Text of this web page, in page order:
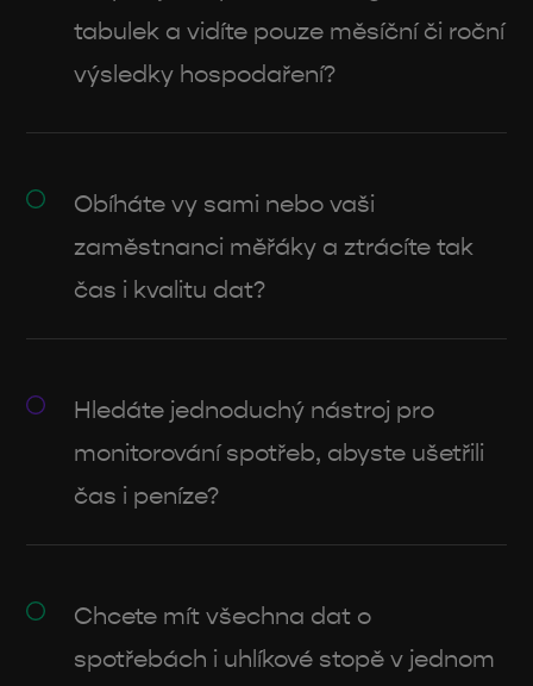
tabulek a vidíte pouze měsíční či roční
výsledky hospodaření?
Obíháte vy sami nebo vaši
zaměstnanci měřáky a ztrácíte tak
čas i kvalitu dat?
Hledáte jednoduchý nástroj pro
monitorování spotřeb, abyste ušetřili
čas i peníze?
Chcete mít všechna dat o
spotřebách i uhlíkové stopě v jednom